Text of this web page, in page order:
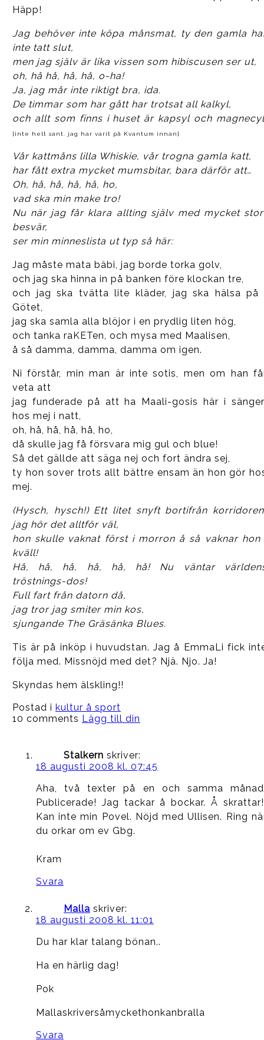
Häpp!
Jag behöver inte köpa månsmat, ty den gamla
inte tatt slut,
men jag själv är lika vissen som hibiscusen ser ut,
oh, hå hå, hå, hå, o-ha!
Ja, jag mår inte riktigt bra, ida.
De timmar som har gått har trotsat all kalkyl,
och allt som finns i huset är kapsyl och
[inte helt sant. jag har varit på Kvantum innan]
Vår kattmåns lilla Whiskie, vår trogna gamla katt,
har fått extra mycket mumsbitar, bara därför att…
Oh, hå, hå, hå, hå, ho,
vad ska min make tro!
Nu när jag får klara allting själv med mycket
besvär,
ser min minneslista ut typ så här:
Jag måste mata bäbi, jag borde torka golv,
och jag ska hinna in på banken före klockan tre,
och jag ska tvätta lite kläder, jag ska hälsa på
Götet,
jag ska samla alla blöjor i en prydlig liten hög,
och tanka raKETen, och mysa med Maalisen,
å så damma, damma, damma om igen.
Ni förstår, min man är inte sotis, men om han
veta att
jag funderade på att ha Maali-gosis här i
hos mej i natt,
oh, hå, hå, hå, hå, ho,
då skulle jag få försvara mig gul och blue!
Så det gällde att säga nej och fort ändra sej,
ty hon sover trots allt bättre ensam än hon gör
mej.
(Hysch, hysch!) Ett litet snyft bortifrån
jag hör det alltför väl,
hon skulle vaknat först i morron å så vaknar hon
kväll!
Hå, hå, hå, hå, hå, hå! Nu väntar
tröstnings-dos!
Full fart från datorn då,
jag tror jag smiter min kos,
sjungande The Gräsänka Blues.
Tis är på inköp i huvudstan. Jag å EmmaLi fick
följa med. Missnöjd med det? Njä. Njo. Ja!
Skyndas hem älskling!!
Postad i kultur å sport
10 comments Lägg till din
Stalkern skriver:
18 augusti 2008 kl. 07:45
Aha, två texter på en och samma
Publicerade! Jag tackar å bockar. Å
Kan inte min Povel. Nöjd med Ullisen. Ring
du orkar om ev Gbg.
Kram
Svara
Malla skriver:
18 augusti 2008 kl. 11:01
Du har klar talang bönan..
Ha en härlig dag!
Pok
Mallaskriversåmyckethonkanbralla
Svara